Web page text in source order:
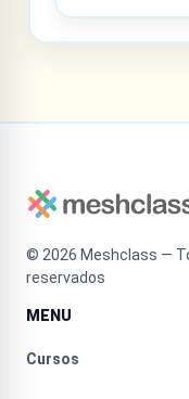
© 2026 Meshclass —
reservados
MENU
Cursos